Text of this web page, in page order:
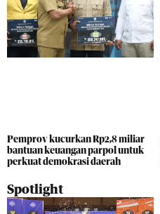
Pemprov kucurkan Rp2,8 miliar
bantuan keuangan parpol untuk
perkuat demokrasi daerah
Spotlight